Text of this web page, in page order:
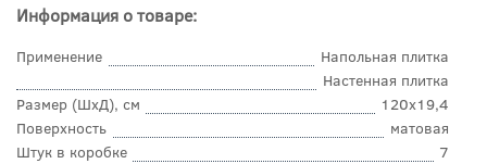
Информация о товаре:
Применение
Напольная плитка
Настенная плитка
Размер (ШхД), см
120x19,4
Поверхность
матовая
Штук в коробке
7